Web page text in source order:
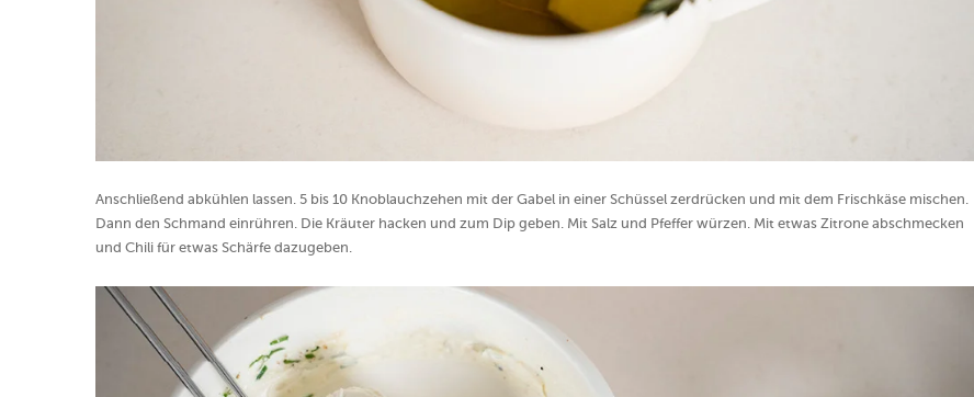
Anschließend abkühlen lassen. 5 bis 10 Knoblauchzehen mit der Gabel in einer Schüssel zerdrücken und mit dem Frischkäse mischen.
Dann den Schmand einrühren. Die Kräuter hacken und zum Dip geben. Mit Salz und Pfeffer würzen. Mit etwas Zitrone abschmecken
und Chili für etwas Schärfe dazugeben.